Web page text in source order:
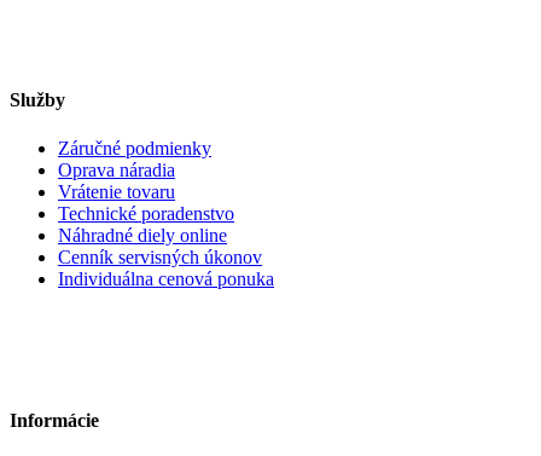
Služby
Záručné podmienky
Oprava náradia
Vrátenie tovaru
Technické poradenstvo
Náhradné diely online
Cenník servisných úkonov
Individuálna cenová ponuka
Informácie